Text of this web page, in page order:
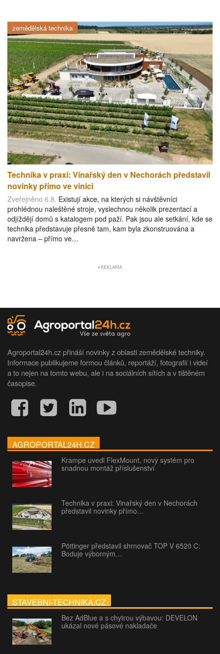
zemědělská technika
Technika v praxi: Vinařský den v Nechorách představil
novinky přímo ve vinici
Zveřejněno 6.8. Existují akce, na kterých si návštěvníci
prohlédnou naleštěné stroje, vyslechnou několik prezentací a
odjíždějí domů s katalogem pod paží. Pak jsou ale setkání, kde se
technika představuje přesně tam, kam byla zkonstruována a
navržena – přímo ve…
Agroportal24h.cz přináší novinky z oblasti zemědělské techniky.
Informace publikujeme formou článků, reportáží, fotografií i videí
a to nejen na tomto webu, ale i na sociálních sítích a v tištěném
časopise.
AGROPORTAL24H.CZ
Krampe uvedl FlexMount, nový systém pro
snadnou montáž příslušenství
Technika v praxi: Vinařský den v Nechorách
představil novinky přímo…
Pöttinger představil shrnovač TOP V 6520 C:
Boduje výborným…
STAVEBNI-TECHNIKA.CZ
Bez AdBlue a s chytrou výbavou: DEVELON
ukázal nové pásové nakladače